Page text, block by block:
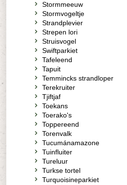
Stormmeeuw
Stormvogeltje
Strandplevier
Strepen lori
Struisvogel
Swiftparkiet
Tafeleend
Tapuit
Temmincks strandloper
Terekruiter
Tjiftjaf
Toekans
Toerako's
Toppereend
Torenvalk
Tucumánamazone
Tuinfluiter
Tureluur
Turkse tortel
Turquoisineparkiet